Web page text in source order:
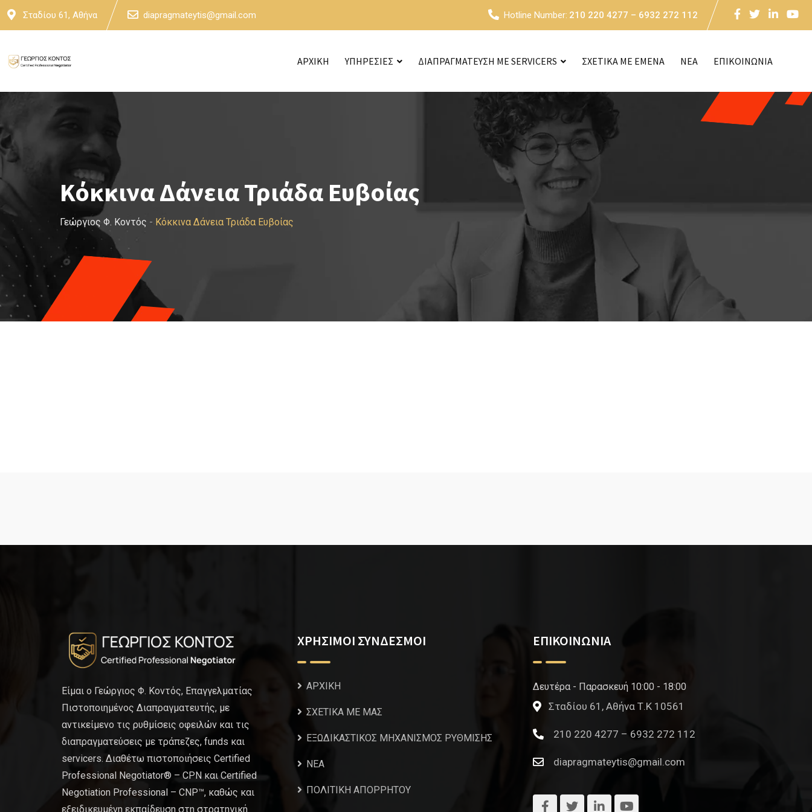
Skip
Σταδίου 61, Αθήνα diapragmateytis@gmail.com Hotline Number: 210 220 4277 – 6932 272 112
ΑΡΧΙΚΗ ΥΠΗΡΕΣΙΕΣ ΔΙΑΠΡΑΓΜΑΤΕΥΣΗ ΜΕ SERVICERS ΣΧΕΤΙΚΑ ΜΕ ΕΜΕΝΑ NEA ΕΠΙΚΟΙΝΩΝΙΑ
Κόκκινα Δάνεια Τριάδα Ευβοίας
Γεώργιος Φ. Κοντός - Κόκκινα Δάνεια Τριάδα Ευβοίας
Είμαι ο Γεώργιος Φ. Κοντός, Επαγγελματίας
Πιστοποιημένος Διαπραγματευτής, με
αντικείμενο τις ρυθμίσεις οφειλών και τις
διαπραγματεύσεις με τράπεζες, funds και
servicers. Διαθέτω πιστοποιήσεις Certified
Professional Negotiator® – CPN και Certified
Negotiation Professional – CNP™, καθώς και
εξειδικευμένη εκπαίδευση στη στρατηγική
ΧΡΗΣΙΜΟΙ ΣΥΝΔΕΣΜΟΙ
ΑΡΧΙΚΗ
ΣΧΕΤΙΚΑ ΜΕ ΜΑΣ
ΕΞΩΔΙΚΑΣΤΙΚΟΣ ΜΗΧΑΝΙΣΜΟΣ ΡΥΘΜΙΣΗΣ
NEA
ΠΟΛΙΤΙΚΗ ΑΠΟΡΡΗΤΟΥ
ΕΠΙΚΟΙΝΩΝΙΑ
Δευτέρα - Παρασκευή 10:00 - 18:00
Σταδίου 61, Αθήνα Τ.Κ 10561
210 220 4277 – 6932 272 112
diapragmateytis@gmail.com